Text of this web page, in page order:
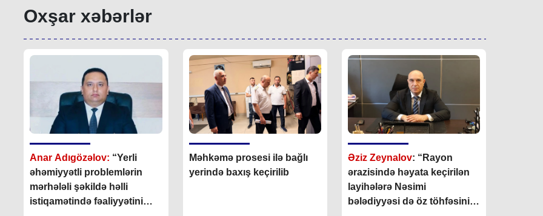
Oxşar xəbərlər
Anar Adıgözəlov: “Yerli
əhəmiyyətli problemlərin
mərhələli şəkildə həlli
istiqamətində fəaliyyətini
Məhkəmə prosesi ilə bağlı
yerində baxış keçirilib
Əziz Zeynalov: “Rayon
ərazisində həyata keçirilən
layihələrə Nəsimi
bələdiyyəsi də öz töhfəsini